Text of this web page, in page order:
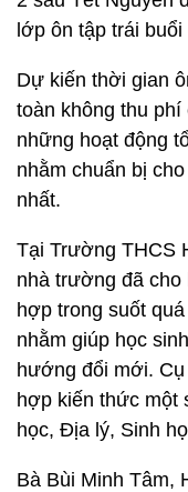
lớp ôn tập trái
Dự kiến thời gian
toàn không thu
những hoạt động
nhằm chuẩn bị
nhất.
Tại Trường THCS
nhà trường đã cho
hợp trong suốt
nhằm giúp học
hướng đổi mới.
hợp kiến thức một
học, Địa lý, Sinh
Bà Bùi Minh Tâm,